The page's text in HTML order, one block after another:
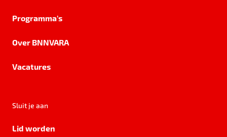
Programma's
Over BNNVARA
Vacatures
Sluit je aan
Lid worden